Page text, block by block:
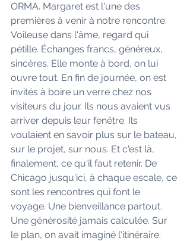
ORMA. Margaret est l'une des
premières à venir à notre rencontre.
Voileuse dans l'âme, regard qui
pétille. Échanges francs, généreux,
sincères. Elle monte à bord, on lui
ouvre tout. En fin de journée, on est
invités à boire un verre chez nos
visiteurs du jour. Ils nous avaient vus
arriver depuis leur fenêtre. Ils
voulaient en savoir plus sur le bateau,
sur le projet, sur nous. Et c'est là,
finalement, ce qu'il faut retenir. De
Chicago jusqu'ici, à chaque escale, ce
sont les rencontres qui font le
voyage. Une bienveillance partout.
Une générosité jamais calculée. Sur
le plan, on avait imaginé l'itinéraire.